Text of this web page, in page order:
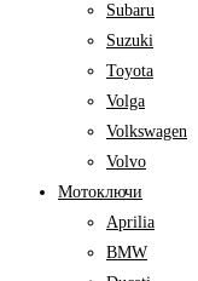
Subaru
Suzuki
Toyota
Volga
Volkswagen
Volvo
Мотоключи
Aprilia
BMW